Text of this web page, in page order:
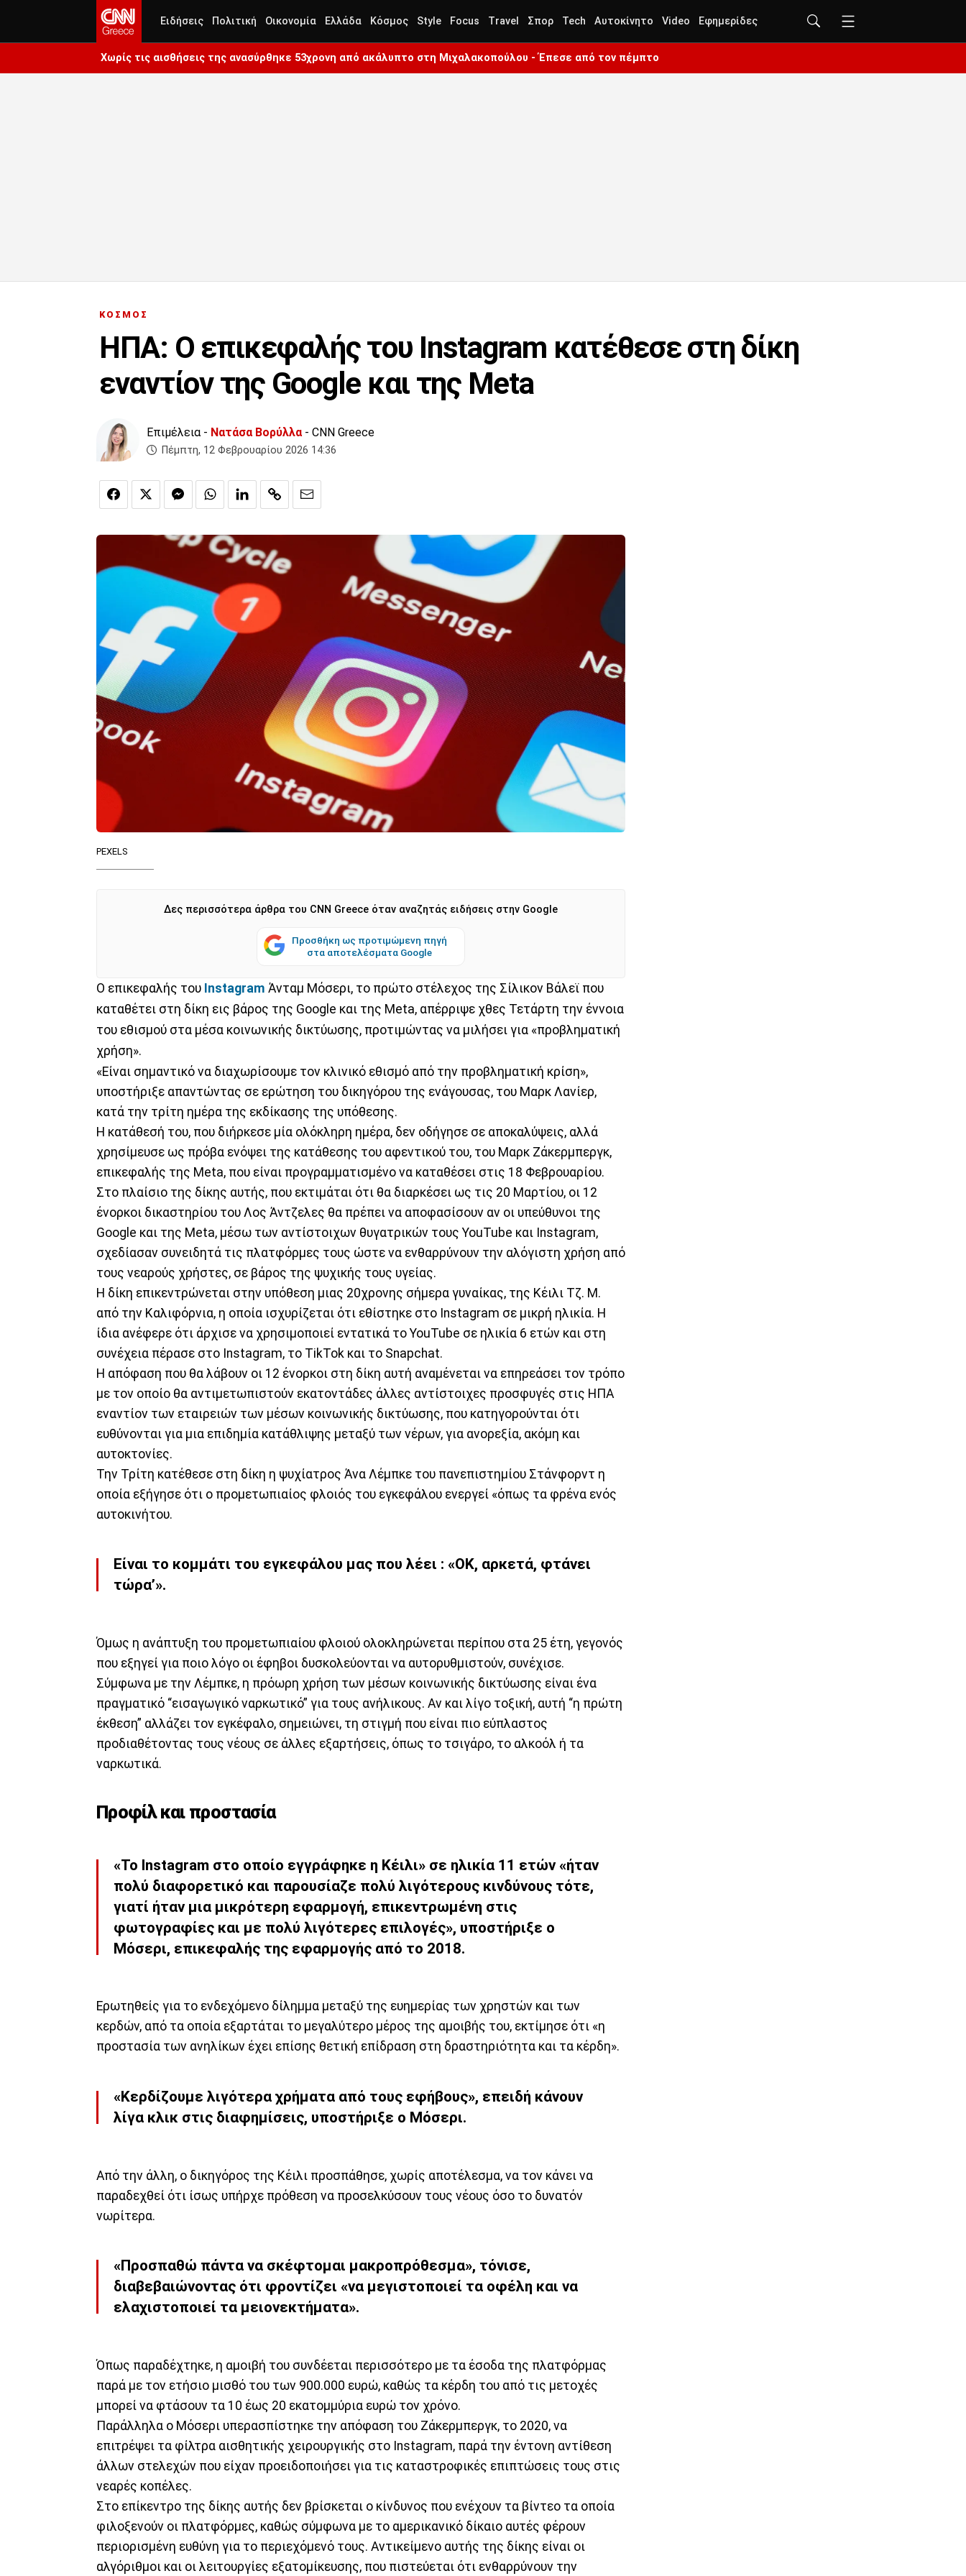
Ειδήσεις Πολιτική Οικονομία Ελλάδα Κόσμος Style Focus Travel Σπορ Tech Αυτοκίνητο Video Εφημερίδες
Χωρίς τις αισθήσεις της ανασύρθηκε 53χρονη από ακάλυπτο στη Μιχαλακοπούλου - Έπεσε από τον πέμπτο
ΚΟΣΜΟΣ
ΗΠΑ: Ο επικεφαλής του Instagram κατέθεσε στη δίκη
εναντίον της Google και της Meta
Επιμέλεια - Νατάσα Βορύλλα- CNN Greece
Πέμπτη, 12 Φεβρουαρίου 2026 14:36
PEXELS
Δες περισσότερα άρθρα του CNN Greece όταν αναζητάς ειδήσεις στην Google
Προσθήκη ως προτιμώμενη πηγή
στα αποτελέσματα Google
Ο επικεφαλής του Instagram Άνταμ Μόσερι, το πρώτο στέλεχος της Σίλικον Βάλεϊ που
καταθέτει στη δίκη εις βάρος της Google και της Meta, απέρριψε χθες Τετάρτη την έννοια
του εθισμού στα μέσα κοινωνικής δικτύωσης, προτιμώντας να μιλήσει για «προβληματική
χρήση».
«Είναι σημαντικό να διαχωρίσουμε τον κλινικό εθισμό από την προβληματική κρίση»,
υποστήριξε απαντώντας σε ερώτηση του δικηγόρου της ενάγουσας, του Μαρκ Λανίερ,
κατά την τρίτη ημέρα της εκδίκασης της υπόθεσης.
Η κατάθεσή του, που διήρκεσε μία ολόκληρη ημέρα, δεν οδήγησε σε αποκαλύψεις, αλλά
χρησίμευσε ως πρόβα ενόψει της κατάθεσης του αφεντικού του, του Μαρκ Ζάκερμπεργκ,
επικεφαλής της Meta, που είναι προγραμματισμένο να καταθέσει στις 18 Φεβρουαρίου.
Στο πλαίσιο της δίκης αυτής, που εκτιμάται ότι θα διαρκέσει ως τις 20 Μαρτίου, οι 12
ένορκοι δικαστηρίου του Λος Άντζελες θα πρέπει να αποφασίσουν αν οι υπεύθυνοι της
Google και της Meta, μέσω των αντίστοιχων θυγατρικών τους YouTube και Instagram,
σχεδίασαν συνειδητά τις πλατφόρμες τους ώστε να ενθαρρύνουν την αλόγιστη χρήση από
τους νεαρούς χρήστες, σε βάρος της ψυχικής τους υγείας.
Η δίκη επικεντρώνεται στην υπόθεση μιας 20χρονης σήμερα γυναίκας, της Κέιλι Τζ. Μ.
από την Καλιφόρνια, η οποία ισχυρίζεται ότι εθίστηκε στο Instagram σε μικρή ηλικία. Η
ίδια ανέφερε ότι άρχισε να χρησιμοποιεί εντατικά το YouTube σε ηλικία 6 ετών και στη
συνέχεια πέρασε στο Instagram, το TikTok και το Snapchat.
Η απόφαση που θα λάβουν οι 12 ένορκοι στη δίκη αυτή αναμένεται να επηρεάσει τον τρόπο
με τον οποίο θα αντιμετωπιστούν εκατοντάδες άλλες αντίστοιχες προσφυγές στις ΗΠΑ
εναντίον των εταιρειών των μέσων κοινωνικής δικτύωσης, που κατηγορούνται ότι
ευθύνονται για μια επιδημία κατάθλιψης μεταξύ των νέρων, για ανορεξία, ακόμη και
αυτοκτονίες.
Την Τρίτη κατέθεσε στη δίκη η ψυχίατρος Άνα Λέμπκε του πανεπιστημίου Στάνφορντ η
οποία εξήγησε ότι ο προμετωπιαίος φλοιός του εγκεφάλου ενεργεί «όπως τα φρένα ενός
αυτοκινήτου.
Είναι το κομμάτι του εγκεφάλου μας που λέει : «ΟΚ, αρκετά, φτάνει
τώρα’».
Όμως η ανάπτυξη του προμετωπιαίου φλοιού ολοκληρώνεται περίπου στα 25 έτη, γεγονός
που εξηγεί για ποιο λόγο οι έφηβοι δυσκολεύονται να αυτορυθμιστούν, συνέχισε.
Σύμφωνα με την Λέμπκε, η πρόωρη χρήση των μέσων κοινωνικής δικτύωσης είναι ένα
πραγματικό “εισαγωγικό ναρκωτικό” για τους ανήλικους. Αν και λίγο τοξική, αυτή “η πρώτη
έκθεση” αλλάζει τον εγκέφαλο, σημειώνει, τη στιγμή που είναι πιο εύπλαστος
προδιαθέτοντας τους νέους σε άλλες εξαρτήσεις, όπως το τσιγάρο, το αλκοόλ ή τα
ναρκωτικά.
Προφίλ και προστασία
«Το Instagram στο οποίο εγγράφηκε η Κέιλι» σε ηλικία 11 ετών «ήταν
πολύ διαφορετικό και παρουσίαζε πολύ λιγότερους κινδύνους τότε,
γιατί ήταν μια μικρότερη εφαρμογή, επικεντρωμένη στις
φωτογραφίες και με πολύ λιγότερες επιλογές», υποστήριξε ο
Μόσερι, επικεφαλής της εφαρμογής από το 2018.
Ερωτηθείς για το ενδεχόμενο δίλημμα μεταξύ της ευημερίας των χρηστών και των
κερδών, από τα οποία εξαρτάται το μεγαλύτερο μέρος της αμοιβής του, εκτίμησε ότι «η
προστασία των ανηλίκων έχει επίσης θετική επίδραση στη δραστηριότητα και τα κέρδη».
«Κερδίζουμε λιγότερα χρήματα από τους εφήβους», επειδή κάνουν
λίγα κλικ στις διαφημίσεις, υποστήριξε ο Μόσερι.
Από την άλλη, ο δικηγόρος της Κέιλι προσπάθησε, χωρίς αποτέλεσμα, να τον κάνει να
παραδεχθεί ότι ίσως υπήρχε πρόθεση να προσελκύσουν τους νέους όσο το δυνατόν
νωρίτερα.
«Προσπαθώ πάντα να σκέφτομαι μακροπρόθεσμα», τόνισε,
διαβεβαιώνοντας ότι φροντίζει «να μεγιστοποιεί τα οφέλη και να
ελαχιστοποιεί τα μειονεκτήματα».
Όπως παραδέχτηκε, η αμοιβή του συνδέεται περισσότερο με τα έσοδα της πλατφόρμας
παρά με τον ετήσιο μισθό του των 900.000 ευρώ, καθώς τα κέρδη του από τις μετοχές
μπορεί να φτάσουν τα 10 έως 20 εκατομμύρια ευρώ τον χρόνο.
Παράλληλα ο Μόσερι υπερασπίστηκε την απόφαση του Ζάκερμπεργκ, το 2020, να
επιτρέψει τα φίλτρα αισθητικής χειρουργικής στο Instagram, παρά την έντονη αντίθεση
άλλων στελεχών που είχαν προειδοποιήσει για τις καταστροφικές επιπτώσεις τους στις
νεαρές κοπέλες.
Στο επίκεντρο της δίκης αυτής δεν βρίσκεται ο κίνδυνος που ενέχουν τα βίντεο τα οποία
φιλοξενούν οι πλατφόρμες, καθώς σύμφωνα με το αμερικανικό δίκαιο αυτές φέρουν
περιορισμένη ευθύνη για το περιεχόμενό τους. Αντικείμενο αυτής της δίκης είναι οι
αλγόριθμοι και οι λειτουργίες εξατομίκευσης, που πιστεύεται ότι ενθαρρύνουν την